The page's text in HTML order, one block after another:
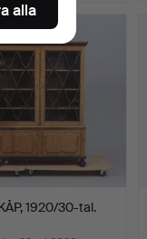
1920/30-tal.
alla